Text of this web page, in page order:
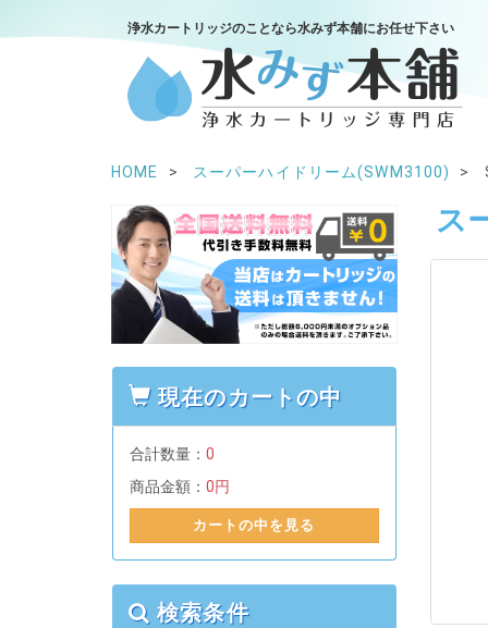
浄水カートリッジのことなら水みず本舗にお任せ下さい
HOME スーパーハイドリーム(SWM3100)
ス
現在のカートの中
合計数量： 0
商品金額： 0円
カートの中を見る
検索条件